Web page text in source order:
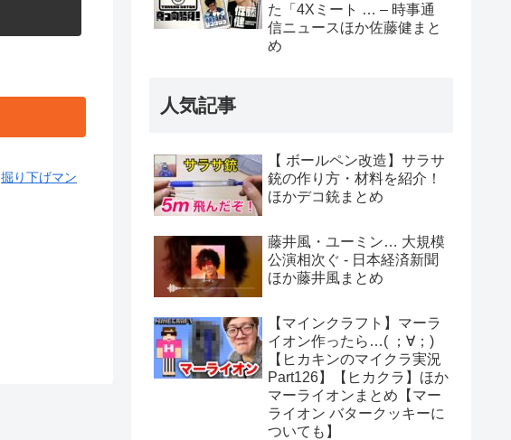
掘り下げマン
た「4Xミート … – 時事通
信ニュースほか佐藤健まと
め
人気記事
【 ボールペン改造】サラサ
銃の作り方・材料を紹介！
ほかデコ銃まとめ
藤井風・ユーミン… 大規模
公演相次ぐ - 日本経済新聞
ほか藤井風まとめ
【マインクラフト】マーラ
イオン作ったら…( ；∀；)
【ヒカキンのマイクラ実況
Part126】【ヒカクラ】ほか
マーライオンまとめ【マー
ライオン バタークッキーに
ついても】